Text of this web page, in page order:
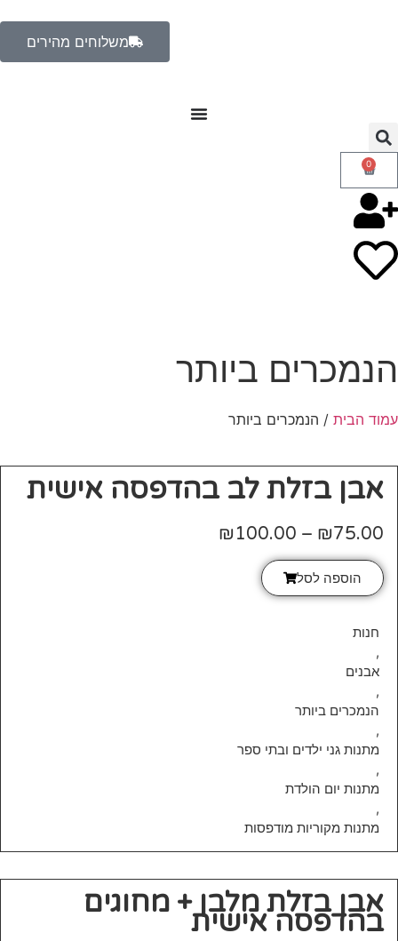
משלוחים מהירים
0
הנמכרים ביותר
עמוד הבית / הנמכרים ביותר
אבן בזלת לב בהדפסה אישית
₪75.00
–
₪100.00
הוספה לסל
חנות
,
אבנים
,
הנמכרים ביותר
,
מתנות גני ילדים ובתי ספר
,
מתנות יום הולדת
,
מתנות מקוריות מודפסות
אבן בזלת מלבן + מחוגים
בהדפסה אישית